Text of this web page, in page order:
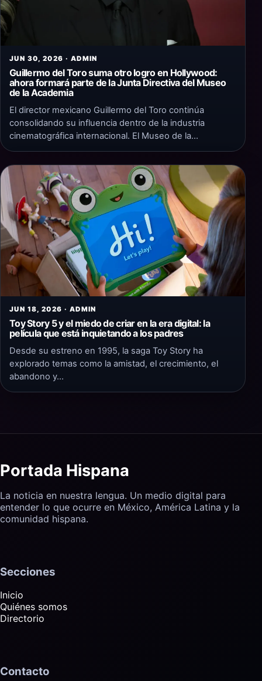
JUN 30, 2026 · ADMIN
Guillermo del Toro suma otro logro en Hollywood:
ahora formará parte de la Junta Directiva del Museo
de la Academia
El director mexicano Guillermo del Toro continúa
consolidando su influencia dentro de la industria
cinematográfica internacional. El Museo de la…
JUN 18, 2026 · ADMIN
Toy Story 5 y el miedo de criar en la era digital: la
película que está inquietando a los padres
Desde su estreno en 1995, la saga Toy Story ha
explorado temas como la amistad, el crecimiento, el
abandono y…
Portada Hispana
La noticia en nuestra lengua. Un medio digital para
entender lo que ocurre en México, América Latina y la
comunidad hispana.
Secciones
Inicio
Quiénes somos
Directorio
Contacto